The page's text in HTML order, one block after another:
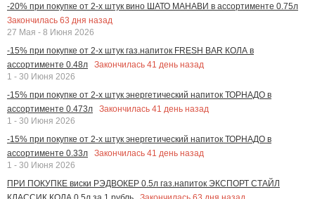
-20% при покупке от 2-х штук вино ШАТО МАНАВИ в ассортименте 0.75л
Закончилась 63 дня назад
27 Мая - 8 Июня 2026
-15% при покупке от 2-х штук газ.напиток FRESH BAR КОЛА в
ассортименте 0.48л
Закончилась 41 день назад
1 - 30 Июня 2026
-15% при покупке от 2-х штук энергетический напиток ТОРНАДО в
ассортименте 0.473л
Закончилась 41 день назад
1 - 30 Июня 2026
-15% при покупке от 2-х штук энергетический напиток ТОРНАДО в
ассортименте 0.33л
Закончилась 41 день назад
1 - 30 Июня 2026
ПРИ ПОКУПКЕ виски РЭДВОКЕР 0.5л газ.напиток ЭКСПОРТ СТАЙЛ